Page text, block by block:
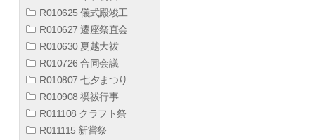
R010625 儀式殿竣工
R010627 遷座祭直会
R010630 夏越大祓
R010726 合同会議
R010807 七夕まつり
R010908 禊祓行事
R011108 クラフト祭
R011115 新嘗祭